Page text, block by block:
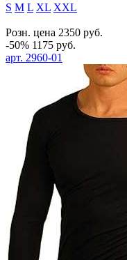
S M L XL XXL
Розн. цена 2350 руб.
-50% 1175 руб.
арт. 2960-01